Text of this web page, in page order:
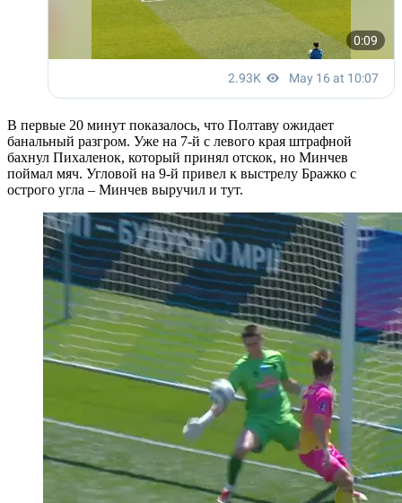
В первые 20 минут показалось, что Полтаву ожидает
банальный разгром. Уже на 7-й с левого края штрафной
бахнул Пихаленок, который принял отскок, но Минчев
поймал мяч. Угловой на 9-й привел к выстрелу Бражко с
острого угла – Минчев выручил и тут.